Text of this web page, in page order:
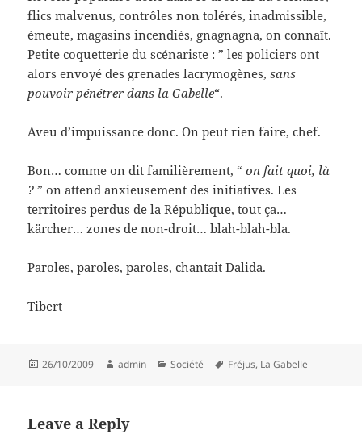
flics malvenus, contrôles non tolérés, inadmissible,
émeute, magasins incendiés, gnagnagna, on connaît.
Petite coquetterie du scénariste : ” les policiers ont
alors envoyé des grenades lacrymogènes,sans
pouvoir pénétrer dans la Gabelle“.
Aveu d’impuissance donc. On peut rien faire, chef.
Bon… comme on dit familièrement, “ on fait quoi, là
? ” on attend anxieusement des initiatives. Les
territoires perdus de la République, tout ça…
kärcher… zones de non-droit… blah-blah-bla.
Paroles, paroles, paroles, chantait Dalida.
Tibert
Posted
26/10/2009 Author
admin Categories
Société Tags
Fréjus, La Gabelle
Leave a Reply